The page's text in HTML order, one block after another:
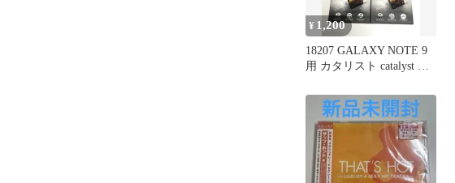
¥ 1,200
18207 GALAXY NOTE 9
用 カタリスト catalyst ケ